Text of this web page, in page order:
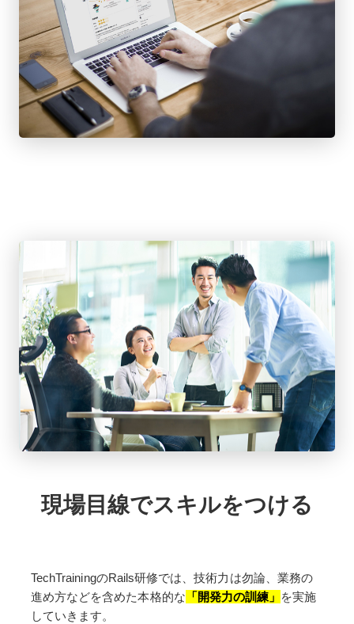
現場目線でスキルをつける
TechTrainingのRails研修では、技術力は勿論、業務の
進め方などを含めた本格的な 「開発力の訓練」 を実施
していきます。